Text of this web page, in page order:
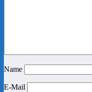
Name
E-Mail